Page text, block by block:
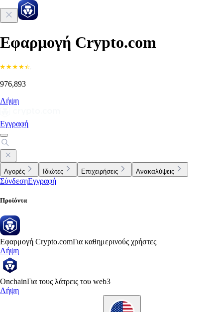
Εφαρμογή Crypto.com
976,893
Λήψη
Εγγραφή
Αγορές Ιδιώτες Επιχειρήσεις Ανακαλύψεις
ΣύνδεσηΕγγραφή
Προϊόντα
Εφαρμογή Crypto.comΓια καθημερινούς χρήστες
Λήψη
OnchainΓια τους λάτρεις του web3
Λήψη